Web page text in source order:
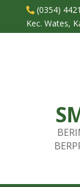
 (0354)
Kec. Wates,